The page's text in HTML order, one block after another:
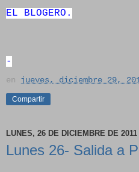
EL BLOGERO.
-
en jueves, diciembre 29,
Compartir
LUNES, 26 DE DICIEMBRE DE 2011
Lunes 26- Salida a